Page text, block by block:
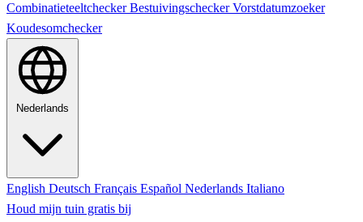
CombinatieteeltcheckerBestuivingscheckerVorstdatumzoeker
Koudesomchecker
Nederlands
English Deutsch Français Español Nederlands Italiano
Houd mijn tuin gratis bij